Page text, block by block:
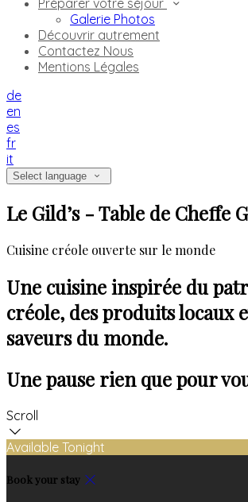
Préparer votre séjour
Galerie Photos
Découvrir autrement
Contactez Nous
Mentions Légales
de
en
es
fr
it
Select language
Le Gild’s - Table de Cheffe
Cuisine créole ouverte sur le monde
Une cuisine inspirée du
créole, des produits locaux
saveurs du monde.
Une pause rien que pour
Scroll
Available Tonight
Book your stay